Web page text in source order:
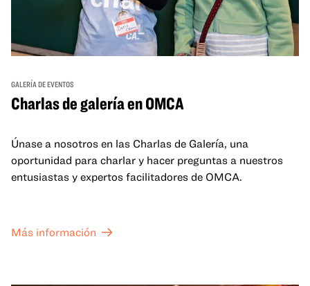
GALERÍA DE EVENTOS
Charlas de galería en OMCA
Únase a nosotros en las Charlas de Galería, una
oportunidad para charlar y hacer preguntas a nuestros
entusiastas y expertos facilitadores de OMCA.
Más información